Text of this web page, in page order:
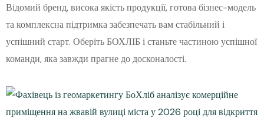
Відомий бренд, висока якість продукції, готова бізнес-модель
та комплексна підтримка забезпечать вам стабільний і
успішний старт. Оберіть БОХЛІБ і станьте частиною успішної
команди, яка завжди прагне до досконалості.